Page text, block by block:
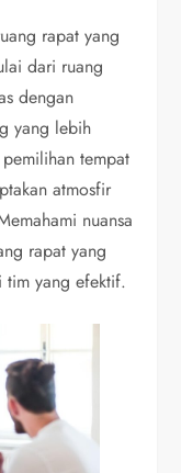
rapat yang
dari ruang
dengan
yang lebih
tempat
atmosfir
nuansa
rapat yang
tim yang efektif.